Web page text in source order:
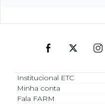
Institucional ETC
Minha conta
Fala FARM